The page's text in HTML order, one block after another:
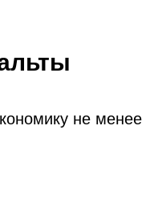
не менее